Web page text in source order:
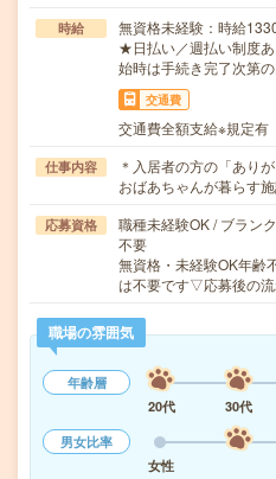
時給
無資格未経験：時給
★日払い／週払い制度
始時は手続き完了次第の
交通費
交通費全額支給※規定有
仕事内容
＊入居者の方の「あり
おばあちゃんが暮らす
応募資格
職種未経験OK / ブラン
不要
無資格・未経験OK年
は不要です▽応募後の
職場の雰囲気
年齢層
20代
30代
男女比率
女性